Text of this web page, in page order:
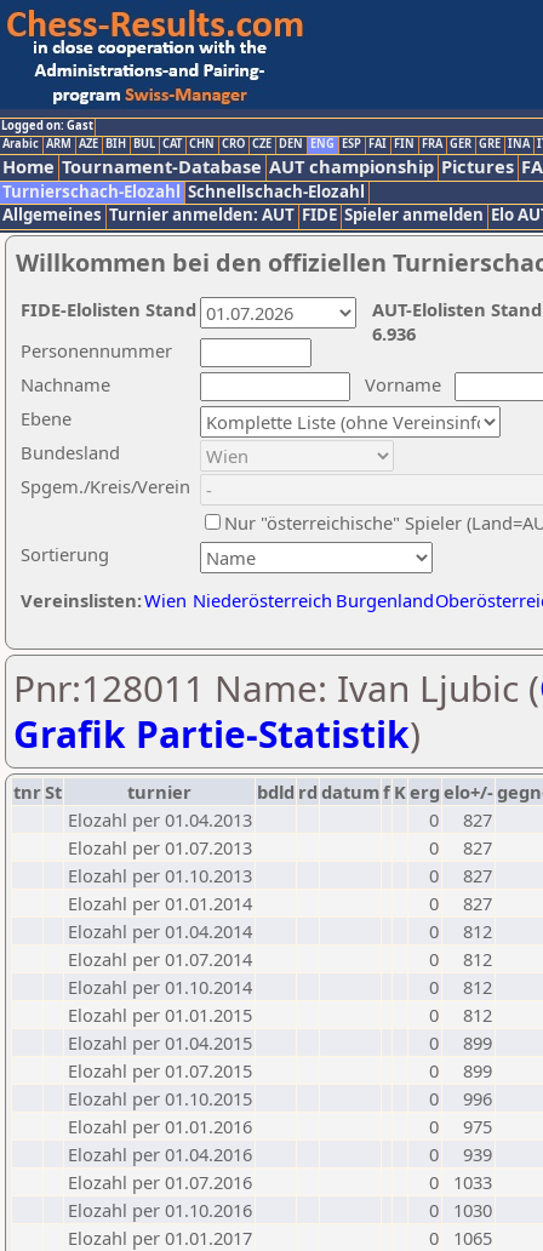
Logged on: Gast
Arabic ARM AZE BIH BUL CAT CHN CRO CZE DEN ENG ESP FAI FIN FRA GER GRE INA
Home Tournament-Database AUT championship Pictures
Turnierschach-Elozahl Schnellschach-Elozahl
Allgemeines Turnier anmelden: AUT FIDE Spieler anmelden Elo
Willkommen bei den offiziellen
Nachname
Vorname
Ebene
Sortierung
Personennummer
Bundesland
Spgem./Kreis/Verein
Nur "österreichische" Spieler
Vereinslisten:Wien Niederösterreich Burgenland
AUT-Elolisten
6.936
FIDE-Elolisten Stand
Pnr:128011 Name: Ivan Ljubic (
Grafik Partie-Statistik)
tnrSt turnier bdld rd datumf Kerg elo+/-
Elozahl per 01.04.2013
0
827
Elozahl per 01.07.2013
0
827
Elozahl per 01.10.2013
0
827
Elozahl per 01.01.2014
0
827
Elozahl per 01.04.2014
0
812
Elozahl per 01.07.2014
0
812
Elozahl per 01.10.2014
0
812
Elozahl per 01.01.2015
0
812
Elozahl per 01.04.2015
0
899
Elozahl per 01.07.2015
0
899
Elozahl per 01.10.2015
0
996
Elozahl per 01.01.2016
0
975
Elozahl per 01.04.2016
0
939
Elozahl per 01.07.2016
0
1033
Elozahl per 01.10.2016
0
1030
Elozahl per 01.01.2017
0
1065